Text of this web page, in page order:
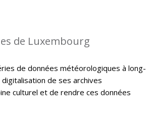
de Luxembourg
de données météorologiques à long-
de ses archives
culturel et de rendre ces données